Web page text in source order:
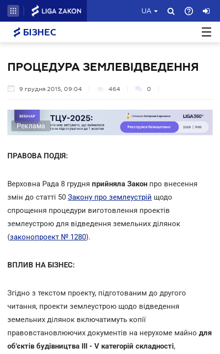
UA
БІЗНЕС
ПРОЦЕДУРА ЗЕМЛЕВІДВЕДЕННЯ
9 грудня 2015, 09:04 464 0
Реклама
ПРАВОВА ПОДІЯ:
Верховна Рада 8 грудня прийняла Закон про внесення
змін до статті 50 Закону про землеустрій щодо
спрощення процедури виготовлення проектів
землеустрою для відведення земельних ділянок
(законопроект № 1280).
ВПЛИВ НА БІЗНЕС:
Згідно з текстом проекту, підготованим до другого
читання, проекти землеустрою щодо відведення
земельних ділянок включатимуть копії
правовстановлюючих документів на нерухоме майно для
об'єктів будівництва III - V категорій складності,